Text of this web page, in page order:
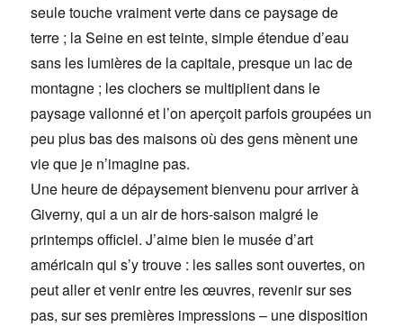
seule touche vraiment verte dans ce paysage de
terre ; la Seine en est teinte, simple étendue d’eau
sans les lumières de la capitale, presque un lac de
montagne ; les clochers se multiplient dans le
paysage vallonné et l’on aperçoit parfois groupées un
peu plus bas des maisons où des gens mènent une
vie que je n’imagine pas.
Une heure de dépaysement bienvenu pour arriver à
Giverny, qui a un air de hors-saison malgré le
printemps officiel. J’aime bien le musée d’art
américain qui s’y trouve : les salles sont ouvertes, on
peut aller et venir entre les œuvres, revenir sur ses
pas, sur ses premières impressions – une disposition